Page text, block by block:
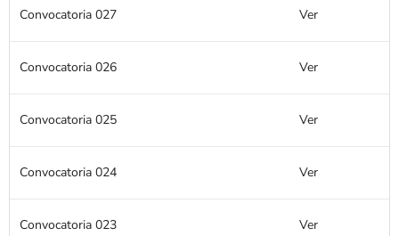
Convocatoria 027 Ver
Convocatoria 026 Ver
Convocatoria 025 Ver
Convocatoria 024 Ver
Convocatoria 023 Ver